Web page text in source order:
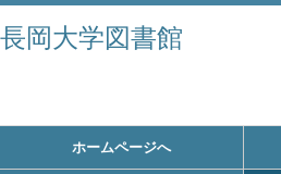
長岡大学図書館
ホームページへ